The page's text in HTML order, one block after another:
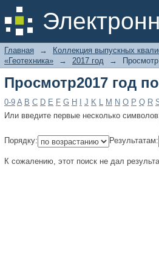
Просмотр2017 год по
Главная → Коллекция выпускных
«Геотехника»
→ 2017 год →
Просмотр2017 год
0-9 A B C D E F G H J K L M N O P Q R
Или введите первые несколько
Порядку: Результатам:
К сожалению, этот поиск не дал